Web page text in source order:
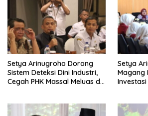
t
i
o
n
Setya Arinugroho Dorong
Sistem Deteksi Dini Industri,
Cegah PHK Massal Meluas di
Setya
Magang